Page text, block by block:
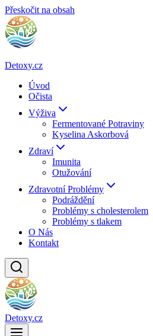
Přeskočit na obsah
Detoxy.cz
Úvod
Očista
Výživa
Fermentované Potraviny
Kyselina Askorbová
Zdraví
Imunita
Otužování
Zdravotní Problémy
Podráždění
Problémy s cholesterolem
Problémy s tlakem
O Nás
Kontakt
Detoxy.cz